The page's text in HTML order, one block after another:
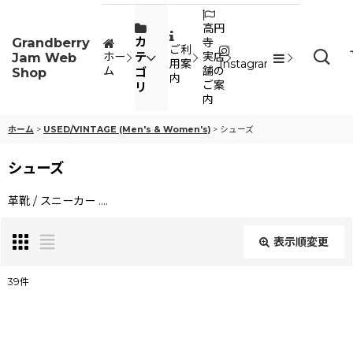
Grandberry
Jam Web
Shop
ホー
ム
カ
テ
ゴ
リ
ご利
用案
内
高円
寺
実店
舗の
ご案
内
Instagram
ホーム > USED/VINTAGE (Men's & Women's) > シューズ
シューズ
革靴 / スニーカー ....
表示順変更
39件